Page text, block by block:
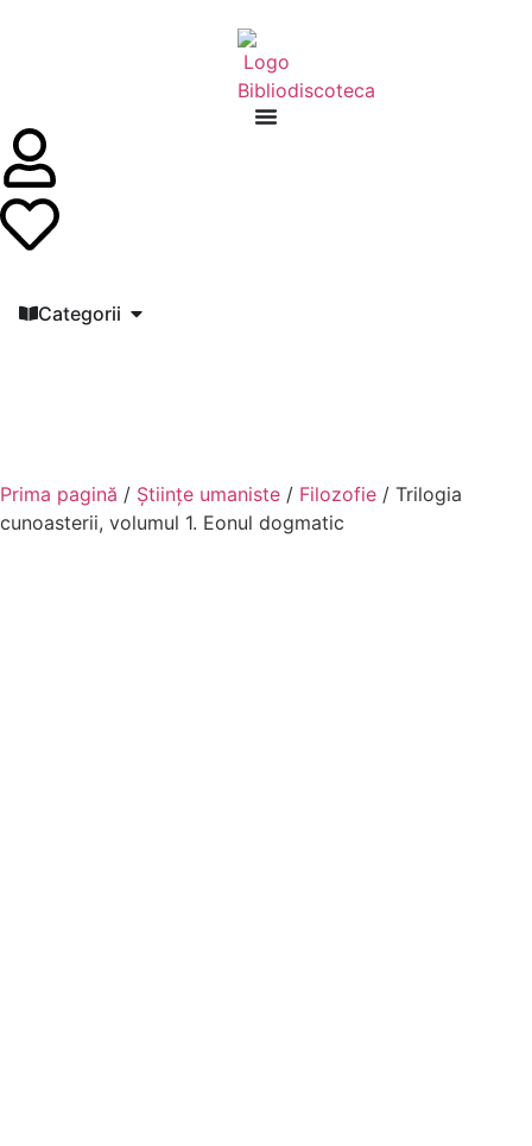
Categorii
Prima pagină / Științe umaniste / Filozofie / Trilogia
cunoasterii, volumul 1. Eonul dogmatic